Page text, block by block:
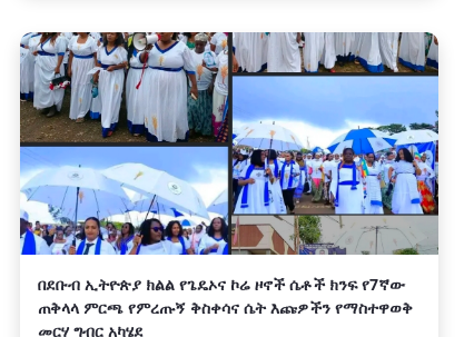
በደቡብ ኢትዮጵያ ክልል የጌዴኦና ኮሬ ዞኖች ሴቶች ክንፍ የ7ኛው
ጠቅላላ ምርጫ የምረጡኝ ቅስቀሳና ሴት እጩዎችን የማስተዋወቅ
መርሃ ግብር አካሄደ